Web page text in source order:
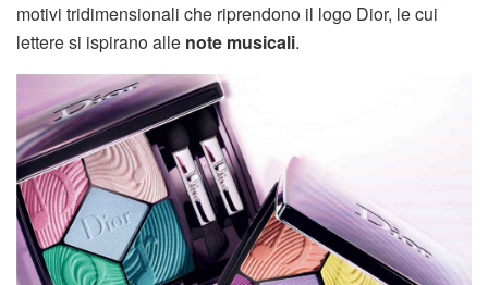
motivi tridimensionali che riprendono il logo Dior, le cui
lettere si ispirano alle note musicali.